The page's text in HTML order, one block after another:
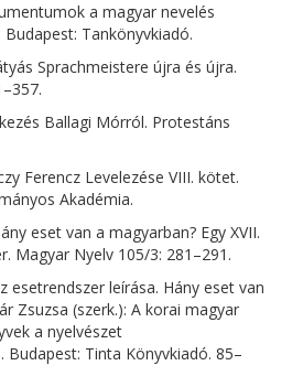
a magyar nevelés
Tankönyvkiadó.
Sprachmeistere újra és újra.
Ballagi Mórról. Protestáns
Ferencz Levelezése VIII. kötet.
Akadémia.
eset van a magyarban? Egy XVII.
Magyar Nyelv 105/3: 281–291.
esetrendszer leírása. Hány eset van
Zsuzsa (szerk.): A korai magyar
a nyelvészet
Tinta Könyvkiadó. 85–